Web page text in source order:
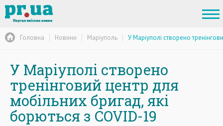
Головна Новини Маріуполь У Маріуполі створено
У Маріуполі створено
тренінговий центр для
мобільних бригад, які
борються з COVID-19